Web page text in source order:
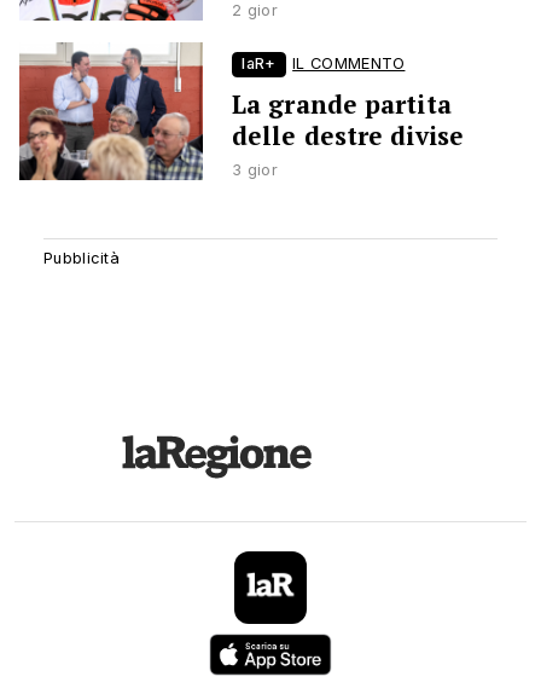
2 gior
laR+ IL COMMENTO
La grande partita
delle destre divise
3 gior